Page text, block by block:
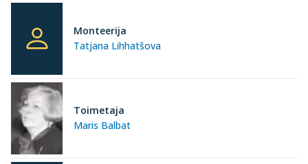
Tatjana Lihhatšova
Monteerija
Maris Balbat
Toimetaja